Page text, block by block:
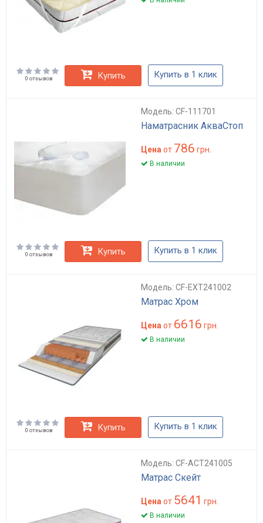
0 отзывов Купить Купить в 1 клик
Модель: CF-111701
Наматрасник АкваСтоп
Цена от 786 грн.
В наличии
0 отзывов Купить Купить в 1 клик
Модель: CF-EXT241002
Матрас Хром
Цена от 6616 грн.
В наличии
0 отзывов Купить Купить в 1 клик
Модель: CF-ACT241005
Матрас Скейт
Цена от 5641 грн.
В наличии